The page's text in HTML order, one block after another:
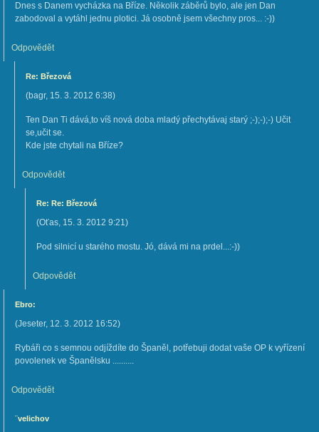
Dnes s Danem vycházka na Bříze. Několik záběrů bylo, ale jen Dan
zabodoval a vytáhl jednu plotici. Já osobně jsem všechny pros... :-))
Odpovědět
Re: Březová
(bagr, 15. 3. 2012 6:38)
Ten Dan Ti dává,to víš nová doba mladý přechytávaj starý ;-);-);-) Učit
se,učit se.
Kde jste chytali na Bříze?
Odpovědět
Re: Re: Březová
(Oťas, 15. 3. 2012 9:21)
Pod silnicí u starého mostu. Jó, dává mi na prdel...:-))
Odpovědět
Ebro:
(Jeseter, 12. 3. 2012 16:52)
Rybáři co s semnou odjíždíte do Španěl, potřebuji dodat vaše OP k vyřízení
povolenek ve Španělsku ..........
Odpovědět
¨velichov